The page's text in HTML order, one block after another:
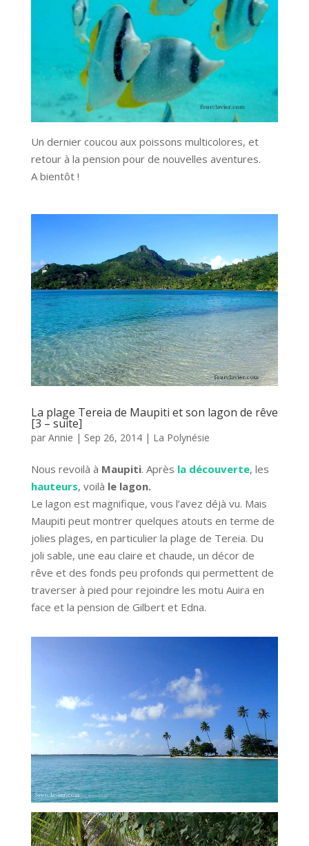
Un dernier coucou aux poissons multicolores, et
retour à la pension pour de nouvelles aventures.
A bientôt !
La plage Tereia de Maupiti et son lagon de rêve
[3 – suite]
par Annie | Sep 26, 2014| La Polynésie
Nous revoilà à Maupiti. Après la découverte, les
hauteurs, voilà le lagon.
Le lagon est magnifique, vous l’avez déjà vu. Mais
Maupiti peut montrer quelques atouts en terme de
jolies plages, en particulier la plage de Tereia. Du
joli sable, une eau claire et chaude, un décor de
rêve et des fonds peu profonds qui permettent de
traverser à pied pour rejoindre les motu Auira en
face et la pension de Gilbert et Edna.